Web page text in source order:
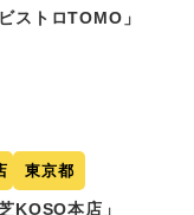
ストロTOMO」
東京都
KOSO本店」